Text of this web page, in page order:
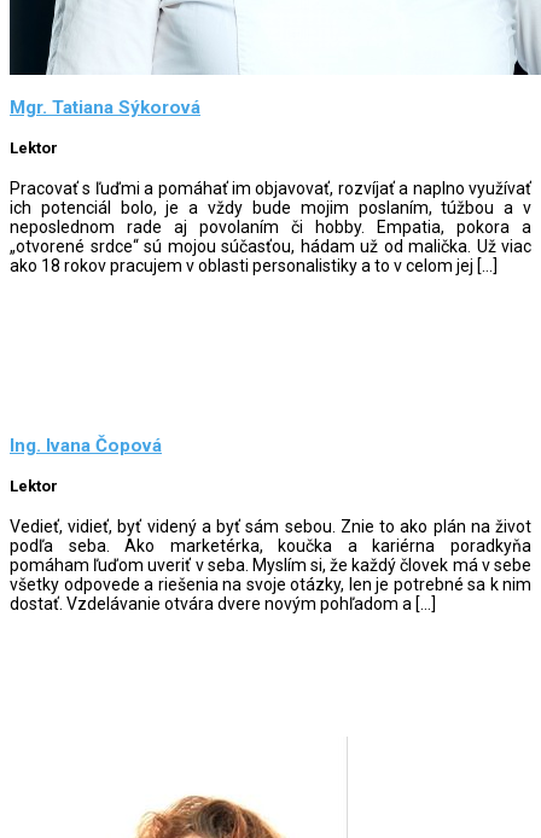
Mgr. Tatiana Sýkorová
Lektor
Pracovať s ľuďmi a pomáhať im objavovať, rozvíjať a naplno využívať
ich potenciál bolo, je a vždy bude mojim poslaním, túžbou a v
neposlednom rade aj povolaním či hobby. Empatia, pokora a
„otvorené srdce“ sú mojou súčasťou, hádam už od malička. Už viac
ako 18 rokov pracujem v oblasti personalistiky a to v celom jej […]
Ing. Ivana Čopová
Lektor
Vedieť, vidieť, byť videný a byť sám sebou. Znie to ako plán na život
podľa seba. Ako marketérka, koučka a kariérna poradkyňa
pomáham ľuďom uveriť v seba. Myslím si, že každý človek má v sebe
všetky odpovede a riešenia na svoje otázky, len je potrebné sa k nim
dostať. Vzdelávanie otvára dvere novým pohľadom a […]